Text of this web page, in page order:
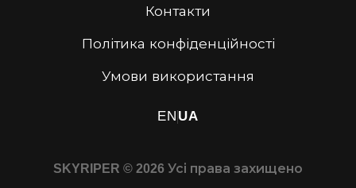
Контакти
Політика конфіденційності
Умови використання
EN UA
SKYRIPER © 2026 Усі права захищено